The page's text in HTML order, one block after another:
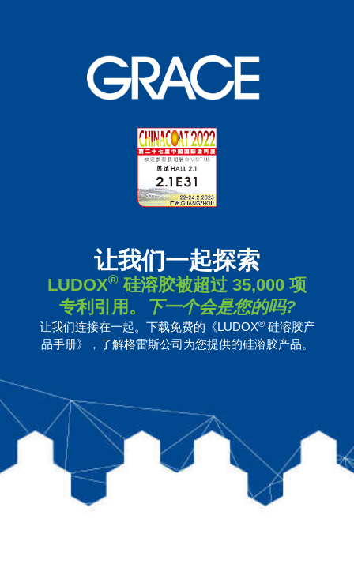
让我们一起探索
LUDOX® 硅溶胶被超过 35,000 项
专利引用。
下一个会是您的吗?​​
让我们连接在一起。下载免费的《LUDOX®硅溶胶产
品手册》，了解格雷斯公司为您提供的硅溶胶产品。